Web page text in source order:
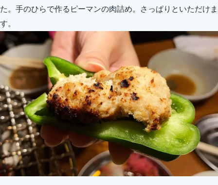
た。手のひらで作るピーマンの肉詰め。さっぱりといただけま
す。